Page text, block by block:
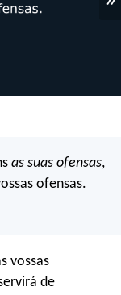
as suas ofensas,
ofensas.
vossas
de